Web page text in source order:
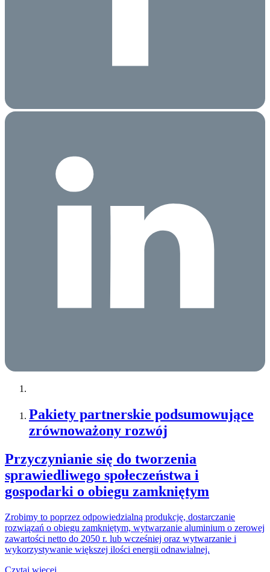
Pakiety partnerskie podsumowujące
zrównoważony rozwój
Przyczynianie się do tworzenia
sprawiedliwego społeczeństwa i
gospodarki o obiegu zamkniętym
Zrobimy to poprzez odpowiedzialną produkcję, dostarczanie
rozwiązań o obiegu zamkniętym, wytwarzanie aluminium o zerowej
zawartości netto do 2050 r. lub wcześniej oraz wytwarzanie i
wykorzystywanie większej ilości energii odnawialnej.
Czytaj więcej